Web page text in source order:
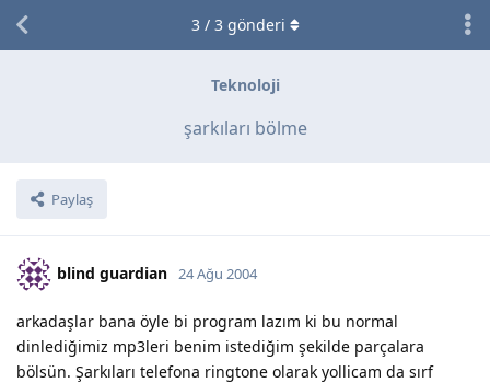
Teknoloji
şarkıları bölme
Paylaş
3 / 3 gönderi
blind guardian 24 Ağu 2004
arkadaşlar bana öyle bi program lazım ki bu normal
dinlediğimiz mp3leri benim istediğim şekilde parçalara
bölsün. Şarkıları telefona ringtone olarak yollicam da sırf